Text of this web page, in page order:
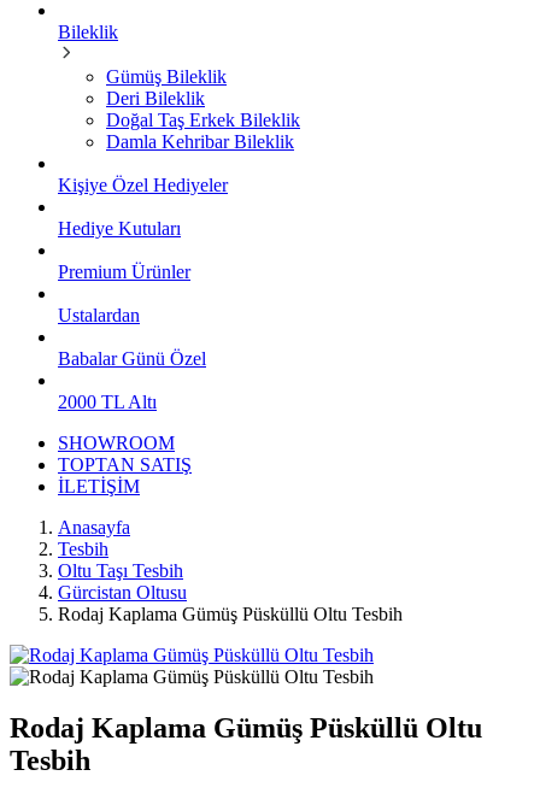
Bileklik
Gümüş Bileklik
Deri Bileklik
Doğal Taş Erkek Bileklik
Damla Kehribar Bileklik
Kişiye Özel Hediyeler
Hediye Kutuları
Premium Ürünler
Ustalardan
Babalar Günü Özel
2000 TL Altı
SHOWROOM
TOPTAN SATIŞ
İLETİŞİM
Anasayfa
Tesbih
Oltu Taşı Tesbih
Gürcistan Oltusu
Rodaj Kaplama Gümüş Püsküllü Oltu Tesbih
Rodaj Kaplama Gümüş Püsküllü Oltu
Tesbih